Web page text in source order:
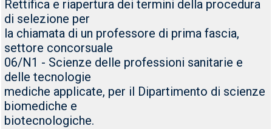
Rettifica e riapertura dei termini della procedura
di selezione per
la chiamata di un professore di prima fascia,
settore concorsuale
06/N1 - Scienze delle professioni sanitarie e
delle tecnologie
mediche applicate, per il Dipartimento di scienze
biomediche e
biotecnologiche.